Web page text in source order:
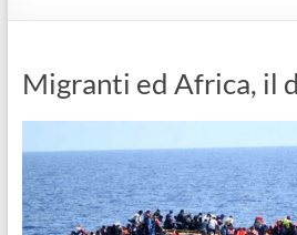
Migranti ed Africa, il